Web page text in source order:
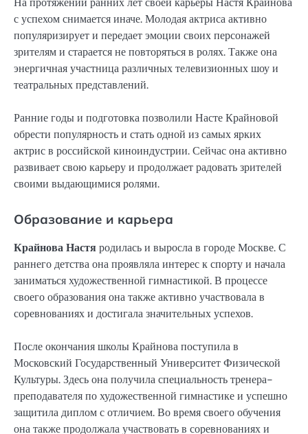
с успехом снимается иначе. Молодая актриса активно
популяризирует и передает эмоции своих персонажей
зрителям и старается не повторяться в ролях. Также она
энергичная участница различных телевизионных шоу и
театральных представлений.
Ранние годы и подготовка позволили Насте Крайновой
обрести популярность и стать одной из самых ярких
актрис в российской киноиндустрии. Сейчас она активно
развивает свою карьеру и продолжает радовать зрителей
своими выдающимися ролями.
Образование и карьера
Крайнова Настяродилась и выросла в городе Москве. С
раннего детства она проявляла интерес к спорту и начала
заниматься художественной гимнастикой. В процессе
своего образования она также активно участвовала в
соревнованиях и достигала значительных успехов.
После окончания школы Крайнова поступила в
Московский Государственный Университет Физической
Культуры. Здесь она получила специальность тренера-
преподавателя по художественной гимнастике и успешно
защитила диплом с отличием. Во время своего обучения
она также продолжала участвовать в соревнованиях и